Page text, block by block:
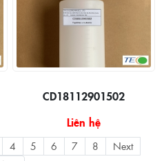
CD18112901502
Liên hệ
4 5 6 7 8
Next